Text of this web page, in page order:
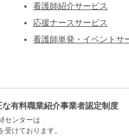
看護師紹介サービス
応援ナースサービス
看護師単発・イベントサ
有料職業紹介事業者認定制度
センターは
受けております。